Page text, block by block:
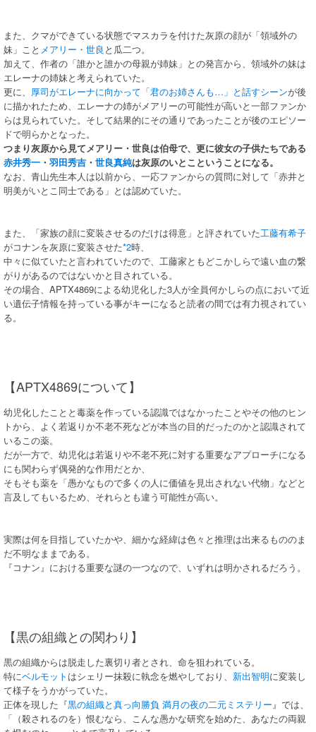
また、クマができている状態でマスカラを付けた灰原の顔が「領域外の
妹」こと メアリー・世良 と瓜二つ。
加えて、作者の「誰かと誰かの母親が姉妹」との発言から、領域外の妹は
エレーナの姉妹と考えられていた。
更に、 厚司がエレーナに向かって「君のお姉さんも…」と話すシーンが後
に描かれたため、エレーナの姉がメアリーの可能性が高いと一部ファンか
らは見られていた。そして結果的にその通りであったことが後のエピソー
ドで明らかとなった。
つまり灰原から見てメアリー・世良は伯母で、更に彼女の子供たちである
赤井秀一 ・ 羽田秀吉 ・ 世良真純は灰原のいとこということになる。
なお、青山先生本人は以前から、一応ファンからの質問に対して「赤井と
明美がいとこ同士である」とは認めていた。
また、「家族の顔に変装させるのだけは得意」と評されていた工藤有希子
がコナンを灰原に変装させた*2時、
中々に似ていたと言われていたので、工藤家ともどこかしらで遠い血の繋
がりがあるのではないかと目されている。
その場合、APTX4869による幼児化した3人が全員何かしらの点において近
い遺伝子情報を持っている事がキーになると読者の間では有力視されてい
る。
【APTX4869について】
幼児化したことと毒薬を作っている認識ではなかったことやその他のヒン
トから、よく若返りか不老不死などが本当の目的だったのかと認識されて
いるこの薬。
だが一方で、幼児化は若返りや不老不死に対する重要なアプローチになる
にも関わらず偶発的な作用だとか、
そもそも薬を「愚かなもので多くの人に価値を見出されない代物」などと
言及してもいるため、それらとも違う可能性が高い。
実際は何を目指していたかや、細かな経緯は色々と推理は出来るもののま
だ不明なままである。
『コナン』における重要な謎の一つなので、いずれは明かされるだろう。
【黒の組織との関わり】
黒の組織からは脱走した裏切り者とされ、命を狙われている。
特にベルモット はシェリー抹殺に執念を燃やしており、 新出智明に変装し
て様子をうかがっていた。
正体を現した『黒の組織と真っ向勝負 満月の夜の二元ミステリー』では、
「（殺されるのを）恨むなら、こんな愚かな研究を始めた、あなたの両親